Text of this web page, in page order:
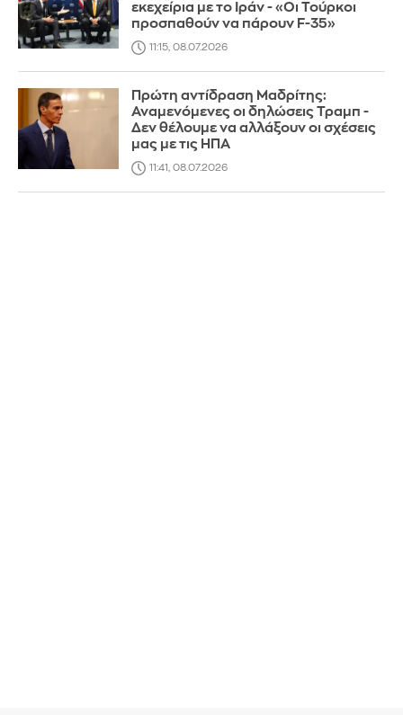
εκεχείρια με το Ιράν - «Οι Τούρκοι
προσπαθούν να πάρουν F-35»
11:15, 08.07.2026
Πρώτη αντίδραση Μαδρίτης:
Αναμενόμενες οι δηλώσεις Τραμπ -
Δεν θέλουμε να αλλάξουν οι σχέσεις
μας με τις ΗΠΑ
11:41, 08.07.2026